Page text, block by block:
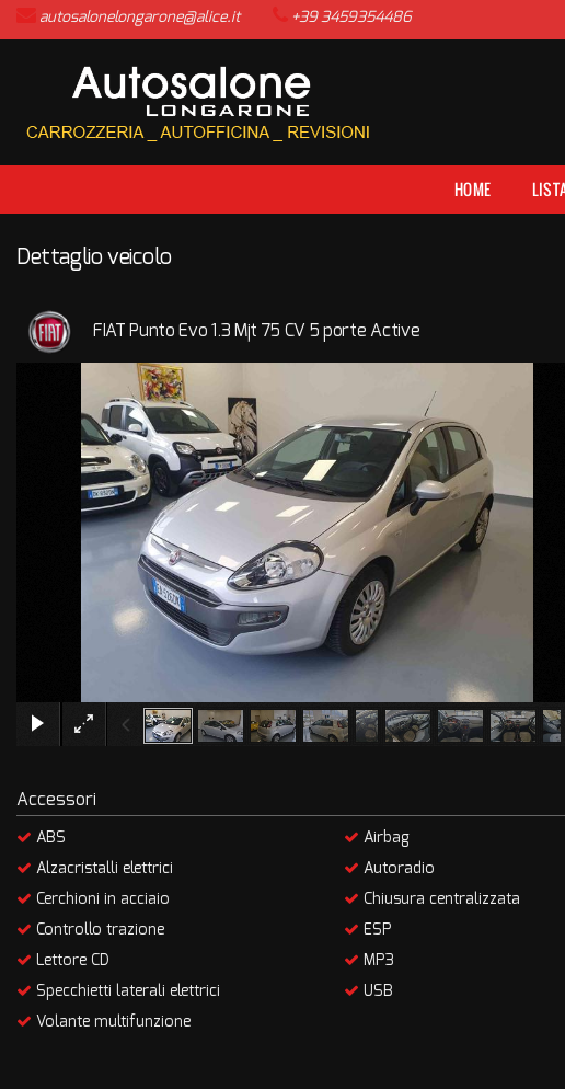
LISTA VEICOLI
NEWS
AREA COMMERCIANTI
autosalonelongarone@alice.it +39 3459354486
HOME
Dettaglio veicolo
FIAT Punto Evo 1.3 Mjt 75 CV 5 porte Active
Accessori
ABS
Alzacristalli elettrici
Cerchioni in acciaio
Controllo trazione
Lettore CD
Specchietti laterali elettrici
Volante multifunzione
Airbag
Autoradio
Chiusura centralizzata
ESP
MP3
USB